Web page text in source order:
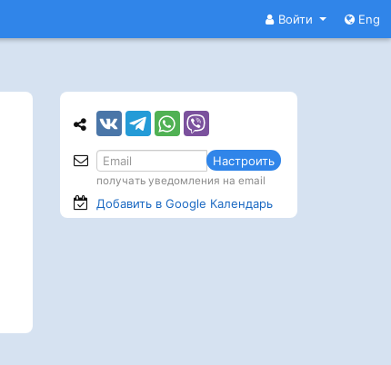
Войти Eng
Настроить
получать уведомления на email
Добавить в Google Календарь